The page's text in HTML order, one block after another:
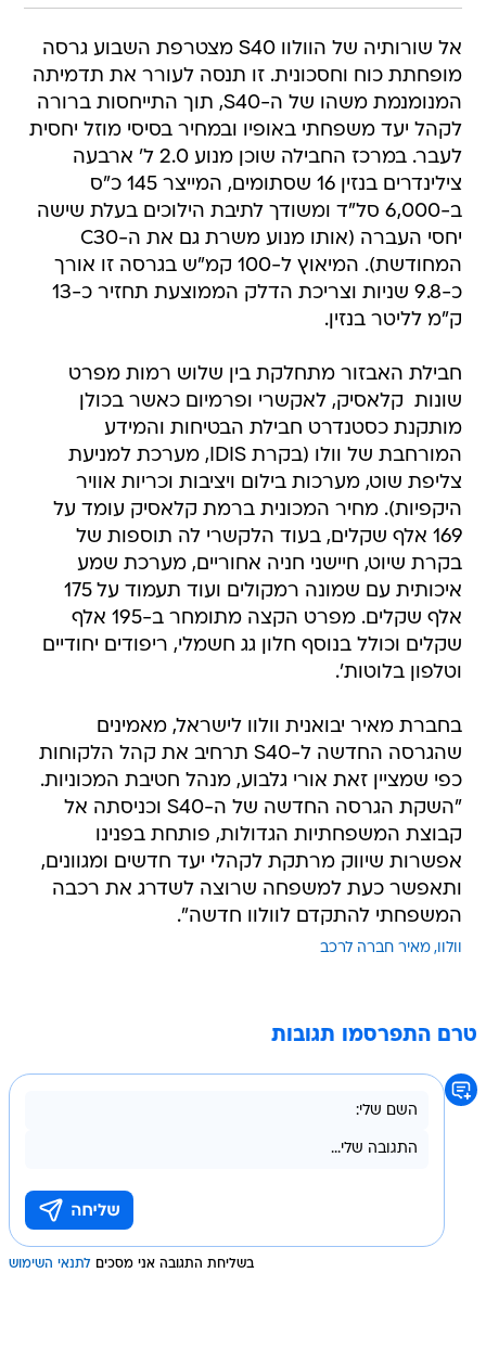
אל שורותיה של הוולוו S40 מצטרפת השבוע גרסה
מופחתת כוח וחסכונית. זו תנסה לעורר את תדמיתה
המנומנמת משהו של ה-S40, תוך התייחסות ברורה
לקהל יעד משפחתי באופיו ובמחיר בסיסי מוזל יחסית
לעבר. במרכז החבילה שוכן מנוע 2.0 ל' ארבעה
צילינדרים בנזין 16 שסתומים, המייצר 145 כ"ס
ב-6,000 סל"ד ומשודך לתיבת הילוכים בעלת שישה
יחסי העברה (אותו מנוע משרת גם את ה-C30
המחודשת). המיאוץ ל-100 קמ"ש בגרסה זו אורך
כ-9.8 שניות וצריכת הדלק הממוצעת תחזיר כ-13
ק"מ לליטר בנזין.
חבילת האבזור מתחלקת בין שלוש רמות מפרט
שונות  קלאסיק, לאקשרי ופרמיום כאשר בכולן
מותקנת כסטנדרט חבילת הבטיחות והמידע
המורחבת של וולו (בקרת IDIS, מערכת למניעת
צליפת שוט, מערכות בילום ויציבות וכריות אוויר
היקפיות). מחיר המכונית ברמת קלאסיק עומד על
169 אלף שקלים, בעוד הלקשרי לה תוספות של
בקרת שיוט, חיישני חניה אחוריים, מערכת שמע
איכותית עם שמונה רמקולים ועוד תעמוד על 175
אלף שקלים. מפרט הקצה מתומחר ב-195 אלף
שקלים וכולל בנוסף חלון גג חשמלי, ריפודים יחודיים
וטלפון בלוטות'.
בחברת מאיר יבואנית וולוו לישראל, מאמינים
שהגרסה החדשה ל-S40 תרחיב את קהל הלקוחות
כפי שמציין זאת אורי גלבוע, מנהל חטיבת המכוניות.
"השקת הגרסה החדשה של ה-S40 וכניסתה אל
קבוצת המשפחתיות הגדולות, פותחת בפנינו
אפשרות שיווק מרתקת לקהלי יעד חדשים ומגוונים,
ותאפשר כעת למשפחה שרוצה לשדרג את רכבה
המשפחתי להתקדם לוולוו חדשה".
וולוו מאיר חברה לרכב
טרם התפרסמו תגובות
בשליחת התגובה אני מסכים לתנאי השימוש